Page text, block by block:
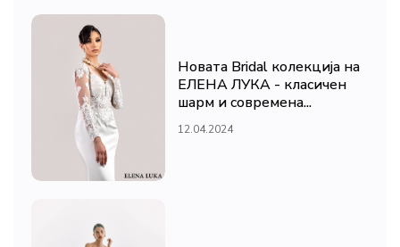
Новата Bridal колекција на
ЕЛЕНА ЛУКА - класичен
шарм и современа...
12.04.2024